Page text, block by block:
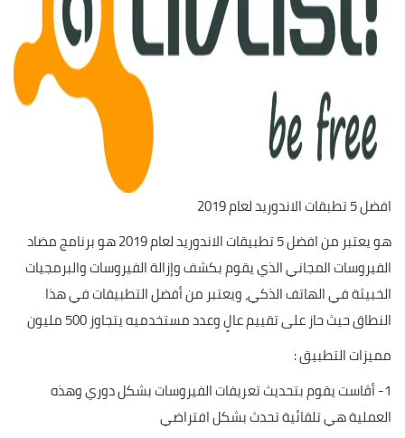
افضل 5 تطبقات الاندوريد لعام 2019
هو يعتبر من افضل 5 تطبيقات الاندوريد لعام 2019 هو برنامج مضاد
الفيروسات المجاني الذي يقوم بكشف وإزالة الفيروسات والبرمجيات
الخبيثة في الهاتف الذكي، ويعتبر من أفضل التطبيقات في هذا
النطاق حيث حاز على تقييم عالٍ وعدد مستخدميه يتجاوز 500 مليون
مميزات التطبيق :
1- أڤاست يقوم بتحديث تعريفات الفيروسات بشكل دوري وهذه
العملية هي تلقائية تحدث بشكل افتراضي